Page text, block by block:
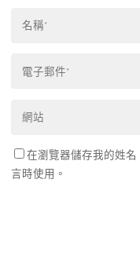
在瀏覽器儲存我的姓
言時使用。